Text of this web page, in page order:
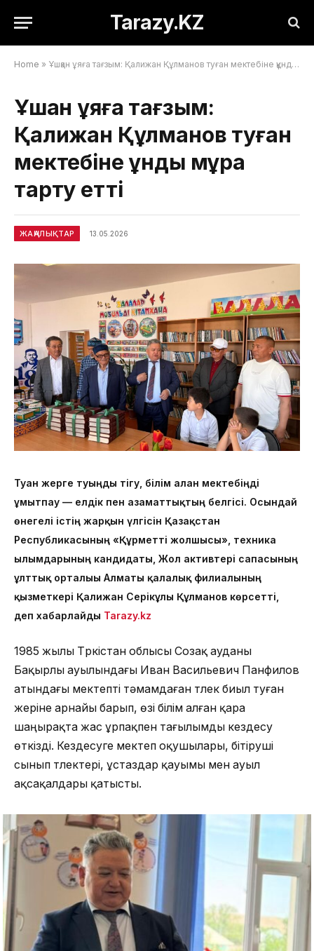
Tarazy.KZ
Home » Ұшқан ұяға тағзым: Қалижан Құлманов туған мектебіне құнды мұра тарту етті
Ұшқан ұяға тағзым:
Қалижан Құлманов туған
мектебіне құнды мұра
тарту етті
ЖАҢАЛЫҚТАР 13.05.2026
Туған жерге туыңды тігу, білім алған мектебіңді
ұмытпау — елдік пен азаматтықтың белгісі. Осындай
өнегелі істің жарқын үлгісін Қазақстан
Республикасының «Құрметті жолшысы», техника
ғылымдарының кандидаты, Жол активтері сапасының
ұлттық орталығы Алматы қалалық филиалының
қызметкері Қалижан Серікұлы Құлманов көрсетті,
деп хабарлайды Tarazy.kz
1985 жылы Түркістан облысы Созақ ауданы
Бақырлы ауылындағы Иван Васильевич Панфилов
атындағы мектепті тәмамдаған түлек биыл туған
жеріне арнайы барып, өзі білім алған қара
шаңырақта жас ұрпақпен тағылымды кездесу
өткізді. Кездесуге мектеп оқушылары, бітіруші
сынып түлектері, ұстаздар қауымы мен ауыл
ақсақалдары қатысты.